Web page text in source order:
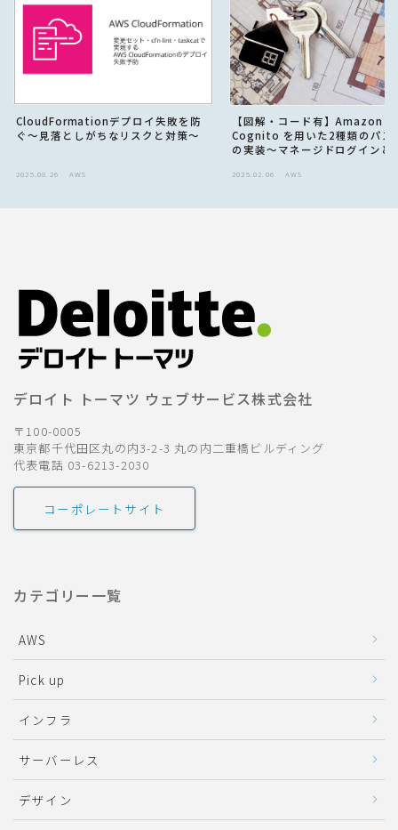
CloudFormationデプロイ失敗を防
ぐ〜見落としがちなリスクと対策〜
2025.08.26 AWS
【図解・コード有】Amazon
Cognito を用いた2種類のパス
の実装〜マネージドログインと
2025.02.06 AWS
デロイト トーマツ ウェブサービス株式会社
〒100-0005
東京都千代田区丸の内3-2-3 丸の内二重橋ビルディング
代表電話 03-6213-2030
コーポレートサイト
カテゴリー一覧
AWS
Pick up
インフラ
サーバーレス
デザイン